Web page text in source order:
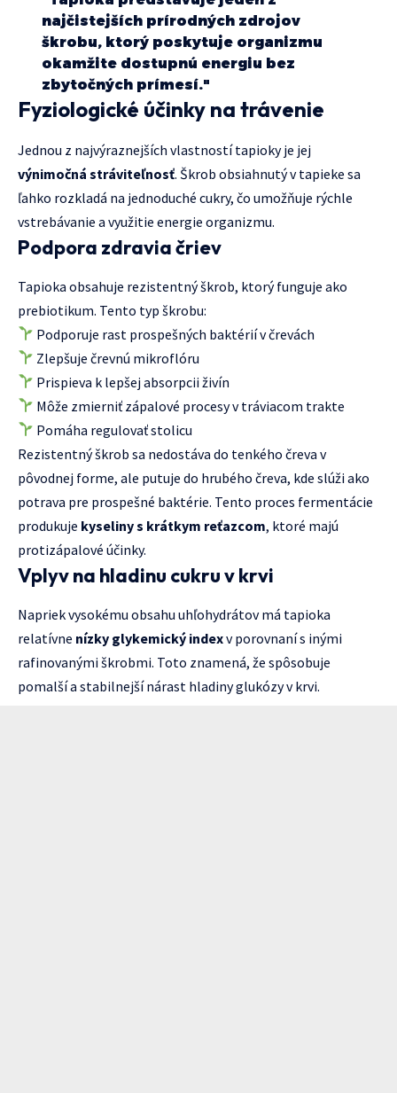
najčistejších prírodných zdrojov
škrobu, ktorý poskytuje organizmu
okamžite dostupnú energiu bez
zbytočných prímesí."
Fyziologické účinky na trávenie
Jednou z najvýraznejších vlastností tapioky je jej
výnimočná stráviteľnosť. Škrob obsiahnutý v tapieke sa
ľahko rozkladá na jednoduché cukry, čo umožňuje rýchle
vstrebávanie a využitie energie organizmu.
Podpora zdravia čriev
Tapioka obsahuje rezistentný škrob, ktorý funguje ako
prebiotikum. Tento typ škrobu:
Podporuje rast prospešných baktérií v črevách
Zlepšuje črevnú mikroflóru
Prispieva k lepšej absorpcii živín
Môže zmierniť zápalové procesy v tráviacom trakte
Pomáha regulovať stolicu
Rezistentný škrob sa nedostáva do tenkého čreva v
pôvodnej forme, ale putuje do hrubého čreva, kde slúži ako
potrava pre prospešné baktérie. Tento proces fermentácie
produkuje kyseliny s krátkym reťazcom, ktoré majú
protizápalové účinky.
Vplyv na hladinu cukru v krvi
Napriek vysokému obsahu uhľohydrátov má tapioka
relatívne nízky glykemický indexv porovnaní s inými
rafinovanými škrobmi. Toto znamená, že spôsobuje
pomalší a stabilnejší nárast hladiny glukózy v krvi.